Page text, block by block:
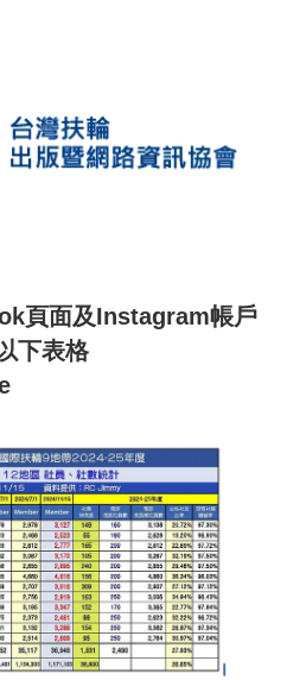
頁面及Instagram帳戶
下表格